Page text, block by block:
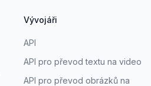
Vývojáři
API
API pro převod textu na video
API pro převod obrázků na